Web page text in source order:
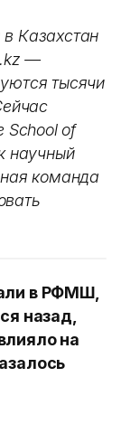
Казахстан
—
тысячи
School of
научный
команда
в РФМШ,
назад,
на